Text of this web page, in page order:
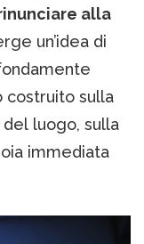
alla
un’idea di
costruito sulla
luogo, sulla
immediata